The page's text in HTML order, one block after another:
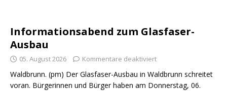
Informationsabend zum Glasfaser-
Ausbau
05. August 2026 Kommentare deaktiviert
Waldbrunn. (pm) Der Glasfaser-Ausbau in Waldbrunn schreitet
voran. Bürgerinnen und Bürger haben am Donnerstag, 06.